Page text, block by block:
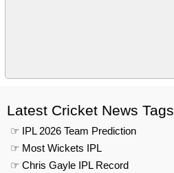
Latest Cricket News Tags
☞ IPL 2026 Team Prediction
☞ Most Wickets IPL
☞ Chris Gayle IPL Record